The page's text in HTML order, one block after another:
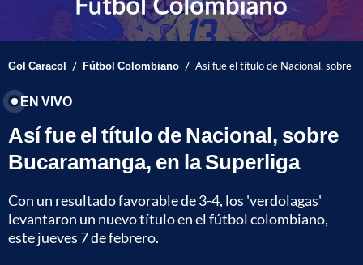
Gol Caracol / Fútbol Colombiano / Así fue el título de Nacional, sobre
EN VIVO
Así fue el título de Nacional, sobre
Bucaramanga, en la Superliga
Con un resultado favorable de 3-4, los 'verdolagas'
levantaron un nuevo título en el fútbol colombiano,
este jueves 7 de febrero.